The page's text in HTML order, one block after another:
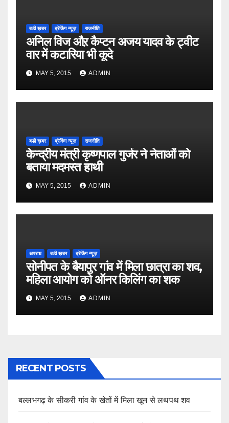
बडी ख़बर ब्रेकिंग न्यूज़ राजनीति
अनिल विज औऱ कैप्टन अजय यादव के ट्वीट
वार में कटारिया भी कूदे
MAY 5, 2015 ADMIN
बडी ख़बर ब्रेकिंग न्यूज़ राजनीति
केन्द्रीय मंत्री कृष्णपाल गुर्जर ने नेताओं को
बताया मदमस्त हाथी
MAY 5, 2015 ADMIN
अपराध बडी ख़बर ब्रेकिंग न्यूज़
सोनीपत के बैयापुर गांव में मिला छात्रा का शव,
महिला आयोग को ऑनर किलिंग का शक
MAY 5, 2015 ADMIN
RECENT POSTS
बल्लभगढ़ के सीकरी गांव के खेतों में मिला खून से लथपथ शव